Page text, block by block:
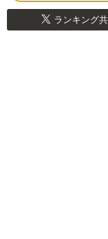
ランキング